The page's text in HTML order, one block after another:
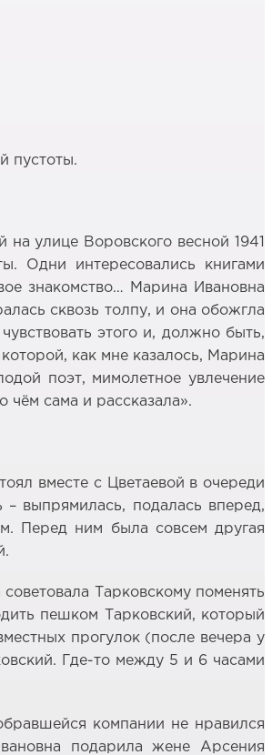
пустоты.
улице Воровского весной 1941
Одни интересовались книгами
знакомство… Марина Ивановна
сквозь толпу, и она обожгла
этого и, должно быть,
как мне казалось, Марина
поэт, мимолетное увлечение
сама и рассказала».
вместе с Цветаевой в очереди
выпрямилась, подалась вперед,
Перед ним была совсем другая
Тарковскому поменять
пешком Тарковский, который
прогулок (после вечера у
Где-то между 5 и 6 часами
компании не нравился
подарила жене Арсения